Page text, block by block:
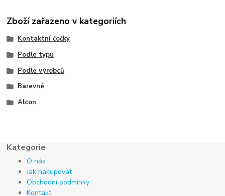
Zboží zařazeno v kategoriích
Kontaktní čočky
Podle typu
Podle výrobců
Barevné
Alcon
Kategorie
O nás
Jak nakupovat
Obchodní podmínky
Kontakt